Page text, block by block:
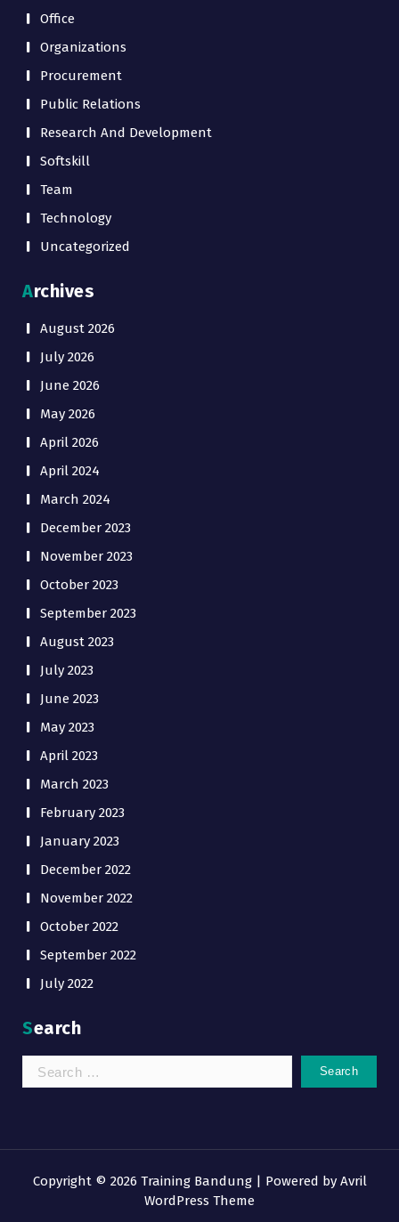
Office
Organizations
Procurement
Public Relations
Research And Development
Softskill
Team
Technology
Uncategorized
Archives
August 2026
July 2026
June 2026
May 2026
April 2026
April 2024
March 2024
December 2023
November 2023
October 2023
September 2023
August 2023
July 2023
June 2023
May 2023
April 2023
March 2023
February 2023
January 2023
December 2022
November 2022
October 2022
September 2022
July 2022
Search
Search
for:
Copyright © 2026 Training Bandung | Powered by Avril
WordPress Theme